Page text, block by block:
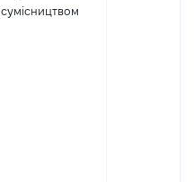
сумісництвом